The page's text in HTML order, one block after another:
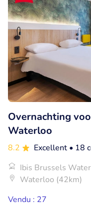
Overnachting
Waterloo
8.2 Excellent • 18
Ibis Brussels
Waterloo (42km)
Vendu : 27